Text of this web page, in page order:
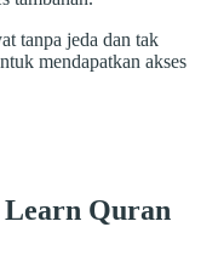
tanpa jeda dan tak
mendapatkan akses
Learn Quran